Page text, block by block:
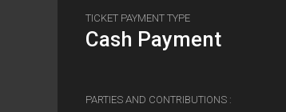
TICKET PAYMENT TYPE
Cash Payment
PARTIES AND CONTRIBUTIONS :